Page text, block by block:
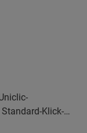
Klick-
und